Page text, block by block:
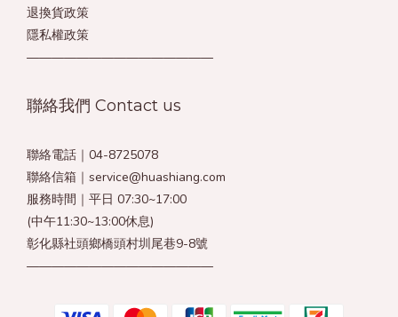
退換貨政策
隱私權政策
———————————————
聯絡我們 Contact us
聯絡電話｜04-8725078
聯絡信箱｜service@huashiang.com
服務時間｜平日 07:30~17:00
(中午11:30~13:00休息)
彰化縣社頭鄉橋頭村圳尾巷9-8號
———————————————